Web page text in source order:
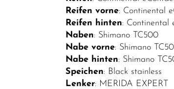
Reifen vorne: Continental
Reifen hinten: Continental
Naben: Shimano TC500
Nabe vorne: Shimano
Nabe hinten: Shimano
Speichen: Black stainless
Lenker: MERIDA EXPERT